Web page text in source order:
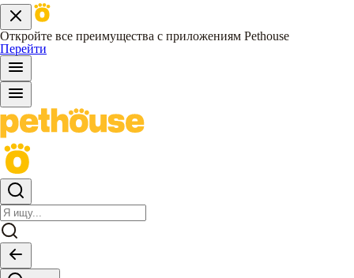
Откройте все преимущества с приложениям Pethouse
Перейти